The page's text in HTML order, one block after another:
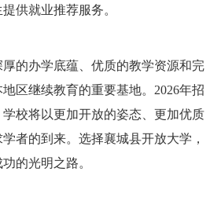
供就业推荐服务。
的办学底蕴、优质的教学资源和完
区继续教育的重要基地。2026年招
校将以更加开放的姿态、更加优质
者的到来。选择襄城县开放大学，
的光明之路。